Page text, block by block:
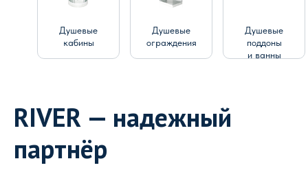
Душевые
кабины
Душевые
ограждения
Душевые
поддоны
и ванны
RIVER — надежный
партнёр